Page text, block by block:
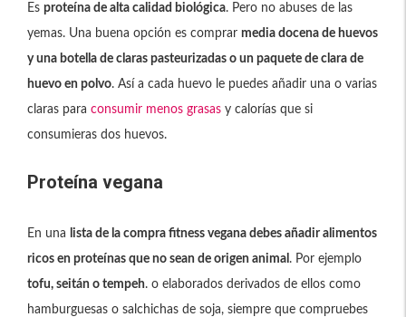
Es proteína de alta calidad biológica. Pero no abuses de las
yemas. Una buena opción es comprar media docena de huevos
y una botella de claras pasteurizadas o un paquete de clara de
huevo en polvo. Así a cada huevo le puedes añadir una o varias
claras para consumir menos grasas y calorías que si
consumieras dos huevos.
Proteína vegana
En una lista de la compra fitness vegana debes añadir alimentos
ricos en proteínas que no sean de origen animal . Por ejemplo
tofu, seitán o tempeh. o elaborados derivados de ellos como
hamburguesas o salchichas de soja, siempre que compruebes